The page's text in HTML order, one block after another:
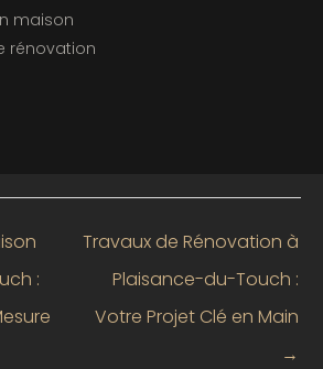
maison
rénovation
:
Travaux de Rénovation à
Plaisance-du-Touch :
Votre Projet Clé en Main
→